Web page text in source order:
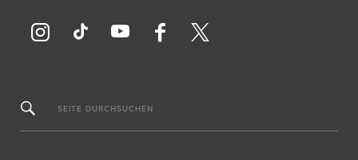
SEITE DURCHSUCHEN